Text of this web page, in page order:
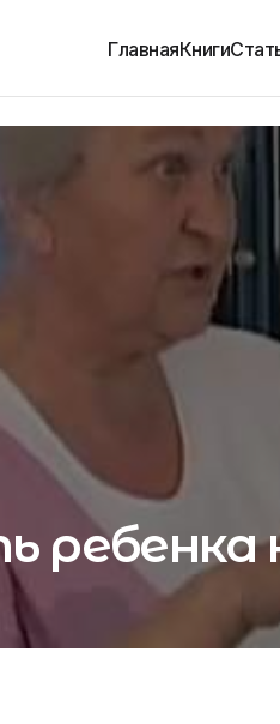
ГлавнаяКниги
ребенка